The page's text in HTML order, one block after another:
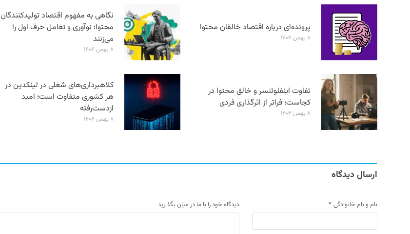
پرونده‌ای درباره اقتصاد خالقان محتوا
۸ بهمن ۱۴۰۴
نگاهی به مفهوم اقتصاد تولیدکنندگان
محتوا؛ نوآوری و تعامل حرف اول را
می‌زنند
۸ بهمن ۱۴۰۴
تفاوت اینفلوئنسر و خالق محتوا در
کجاست؛ فراتر از اثرگذاری فردی
۸ بهمن ۱۴۰۴
کلاهبرداری‌های شغلی در لینکدین در
هر کشوری متفاوت است؛ امید
ازدست‌رفته
۸ بهمن ۱۴۰۴
ارسال دیدگاه
نام و نام خانوادگی * دیدگاه خود را با ما در میان بگذارید